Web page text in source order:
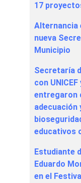
17
Alternancia
nueva
Municipio
Secretaría
con
entregaron
adecuación
educativos
Estudiante
Eduardo
en el